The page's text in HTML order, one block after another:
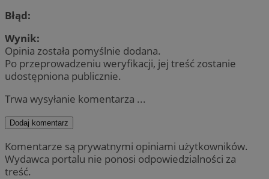
Błąd:
Wynik:
Opinia została pomyślnie dodana.
Po przeprowadzeniu weryfikacji, jej treść zostanie
udostępniona publicznie.
Trwa wysyłanie komentarza ...
Dodaj komentarz
Komentarze są prywatnymi opiniami użytkowników.
Wydawca portalu nie ponosi odpowiedzialności za
treść.